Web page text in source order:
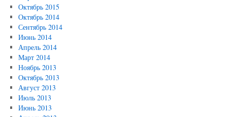
Октябрь 2015
Октябрь 2014
Сентябрь 2014
Июнь 2014
Апрель 2014
Март 2014
Ноябрь 2013
Октябрь 2013
Август 2013
Июль 2013
Июнь 2013